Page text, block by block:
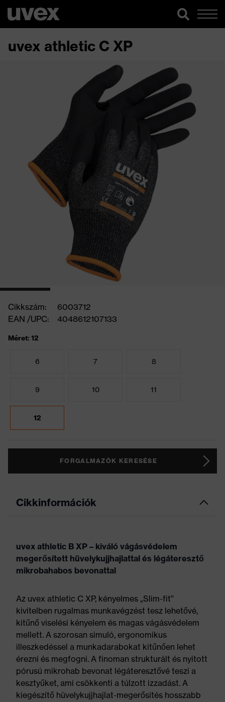
uvex athletic C XP
Cikkszám:
6003712
EAN /UPC:
4048612107133
Méret: 12
6 7 8
9 10 11
12
FORGALMAZÓK KERESÉSE
Cikkinformációk
uvex athletic B XP – kiváló vágásvédelem
megerősített hüvelykujjhajlattal és légáteresztő
mikrobahabos bevonattal
Az uvex athletic C XP, kényelmes „Slim-fit”
kivitelben rugalmas munkavégzést tesz lehetővé,
kitűnő viselési kényelem és magas vágásvédelem
mellett. A szorosan simuló, ergonomikus
illeszkedéssel a munkadarabokat kitűnően lehet
érezni és megfogni. A finoman strukturált és nyitott
pórusú mikrohab bevonat légáteresztővé teszi a
kesztyűket, ami csökkenti a túlzott izzadást. A
kiegészítő hüvelykujjhajlat-megerősítés hosszabb